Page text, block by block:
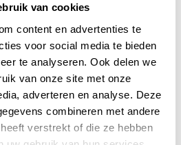
van cookies
content en advertenties te
voor social media te bieden
te analyseren. Ook delen we
van onze site met onze
adverteren en analyse. Deze
combineren met andere
verstrekt of die ze hebben
1